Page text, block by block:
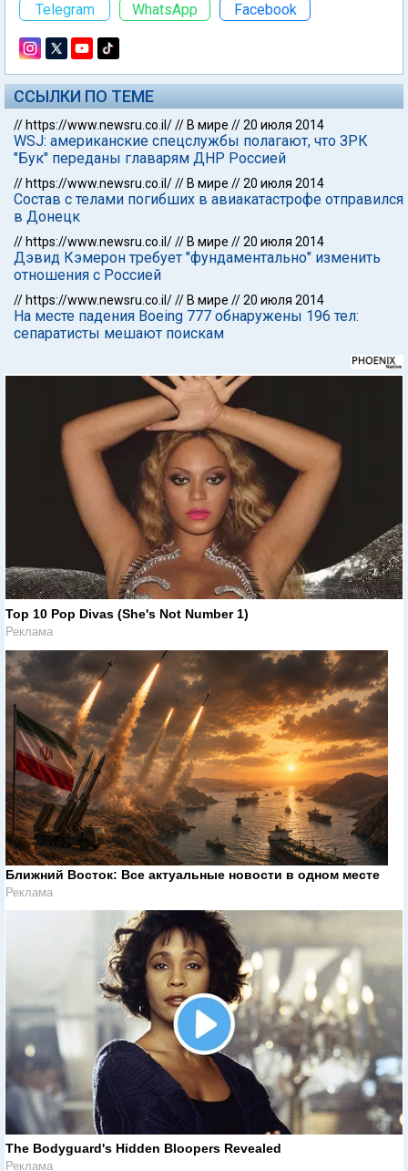
Telegram WhatsApp Facebook
ССЫЛКИ ПО ТЕМЕ
// https://www.newsru.co.il/// В мире //20 июля 2014
WSJ: американские спецслужбы полагают, что ЗРК
"Бук" переданы главарям ДНР Россией
// https://www.newsru.co.il/// В мире //20 июля 2014
Состав с телами погибших в авиакатастрофе отправился
в Донецк
// https://www.newsru.co.il/// В мире //20 июля 2014
Дэвид Кэмерон требует "фундаментально" изменить
отношения с Россией
// https://www.newsru.co.il/// В мире //20 июля 2014
На месте падения Boeing 777 обнаружены 196 тел:
сепаратисты мешают поискам
Top 10 Pop Divas (She's Not Number 1)
Реклама
Ближний Восток: Все актуальные новости в одном месте
Реклама
The Bodyguard's Hidden Bloopers Revealed
Реклама